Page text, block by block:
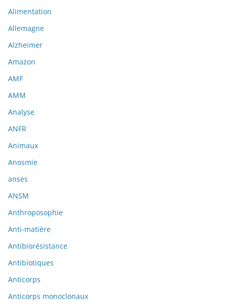
Alimentation
Allemagne
Alzheimer
Amazon
AMF
AMM
Analyse
ANFR
Animaux
Anosmie
anses
ANSM
Anthroposophie
Anti-matière
Antibiorésistance
Antibiotiques
Anticorps
Anticorps monoclonaux